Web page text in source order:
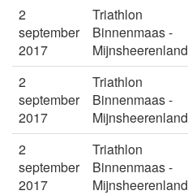
2
september
2017
Triathlon
Binnenmaas -
Mijnsheerenland
2
september
2017
Triathlon
Binnenmaas -
Mijnsheerenland
2
september
2017
Triathlon
Binnenmaas -
Mijnsheerenland